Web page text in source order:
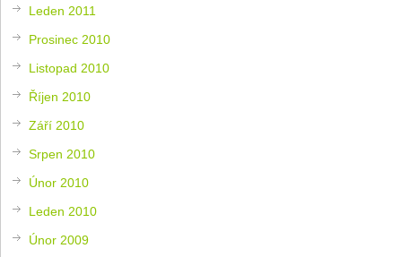
Leden 2011
Prosinec 2010
Listopad 2010
Říjen 2010
Září 2010
Srpen 2010
Únor 2010
Leden 2010
Únor 2009